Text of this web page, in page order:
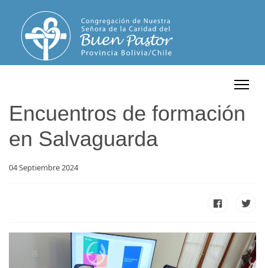
Encuentros de formación
en Salvaguarda
04 Septiembre 2024